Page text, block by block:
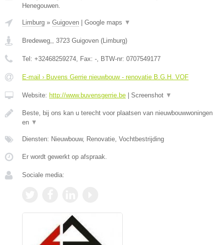
Henegouwen.
Limburg » Guigoven Google maps ▼
Bredeweg,, 3723 Guigoven (Limburg)
Tel: +32468259274, Fax: -, BTW-nr: 0707549177
E-mail › Buvens Gerrie nieuwbouw - renovatie B.G.H. VOF
Website: http://www.buvensgerrie.be Screenshot ▼
Beste, bij ons kan u terecht voor plaatsen van nieuwbouwwoningen
en ▼
Diensten: Nieuwbouw, Renovatie, Vochtbestrijding
Er wordt gewerkt op afspraak.
Sociale media: